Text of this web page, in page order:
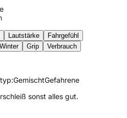
Lautstärke
Fahrgefühl
Winter Grip Verbrauch
GemischtGefahrene
sonst alles gut.